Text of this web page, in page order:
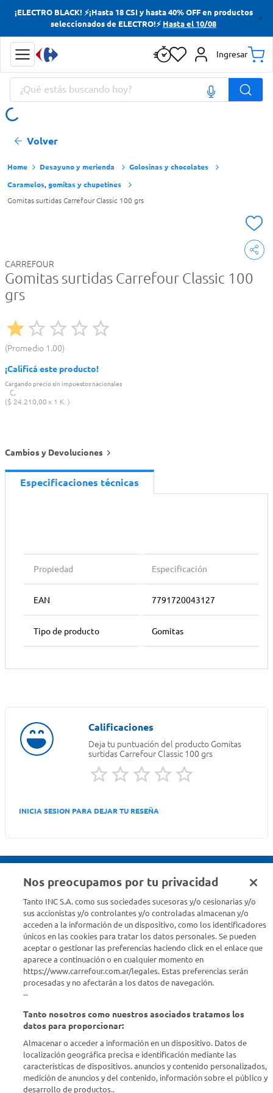
¡ELECTRO BLACK! ⚡¡Hasta 18 CSI y hasta 40% OFF en productos
seleccionados de ELECTRO!⚡ Hasta el 10/08
Ingresar
¿Qué estás buscando hoy?
Volver
Desayuno y merienda
Golosinas y chocolates
Caramelos, gomitas y chupetines
Gomitas surtidas Carrefour Classic 100 grs
CARREFOUR
Gomitas surtidas Carrefour Classic 100
grs
Promedio 1.00
¡Calificá este producto!
Cargando precio sin impuestos nacionales
$ 24.210,00 1 K.
Cambios y Devoluciones
Especificaciones técnicas
Propiedad Especificación
EAN 7791720043127
Tipo de producto Gomitas
Deja tu puntuación del producto Gomitas
surtidas Carrefour Classic 100 grs
INICIA SESION PARA DEJAR TU RESEÑA
Estamos para ayudarte
¿Tenés una consulta? Comunicate con nosotros acá
Descubrí Carrefour
Conocenos
Info útil
Comprá Online
Nos preocupamos por tu privacidad
Tanto INC S.A. como sus sociedades sucesoras y/o cesionarias y/o
sus accionistas y/o controlantes y/o controladas almacenan y/o
acceden a la información de un dispositivo, como los identificadores
únicos en las cookies para tratar los datos personales. Se pueden
aceptar o gestionar las preferencias haciendo click en el enlace que
aparece a continuación o en cualquier momento en
https://www.carrefour.com.ar/legales. Estas preferencias serán
procesadas y no afectarán a los datos de navegación.
--
Tanto nosotros como nuestros asociados tratamos los
datos para proporcionar:
Almacenar o acceder a información en un dispositivo. Datos de
localización geográfica precisa e identificación mediante las
características de dispositivos. anuncios y contenido personalizados,
medición de anuncios y del contenido, información sobre el público y
desarrollo de productos..
Términos más buscados
Yerba
Cerveza
Doves
Términos más buscados
Yerba
Cerveza
Doves
Jabon Tocador